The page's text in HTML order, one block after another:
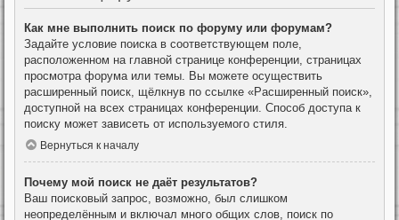
Как мне выполнить поиск по форуму или форумам?
Задайте условие поиска в соответствующем поле,
расположенном на главной странице конференции, страницах
просмотра форума или темы. Вы можете осуществить
расширенный поиск, щёлкнув по ссылке «Расширенный поиск»,
доступной на всех страницах конференции. Способ доступа к
поиску может зависеть от используемого стиля.
Вернуться к началу
Почему мой поиск не даёт результатов?
Ваш поисковый запрос, возможно, был слишком
неопределённым и включал много общих слов, поиск по